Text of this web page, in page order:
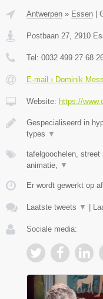
Antwerpen » Essen
Postbaan 27, 2910
Tel: 0032 499 27 68
E-mail › Dominik
Website: https://
Gespecialiseerd in
types ▼
tafelgoochelen, street
animatie, ▼
Er wordt gewerkt op
Laatste tweets ▼
Sociale media: